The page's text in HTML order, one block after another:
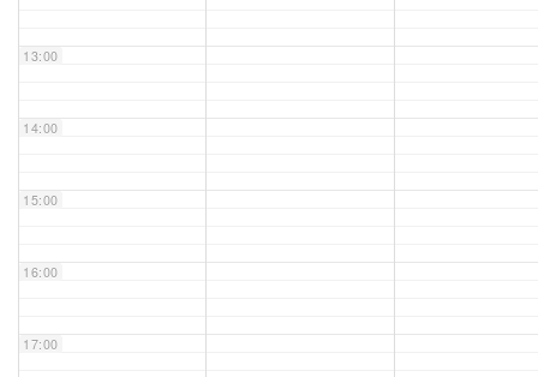
Unser Bijou
VS-Intern
13:00
14:00
15:00
16:00
17:00